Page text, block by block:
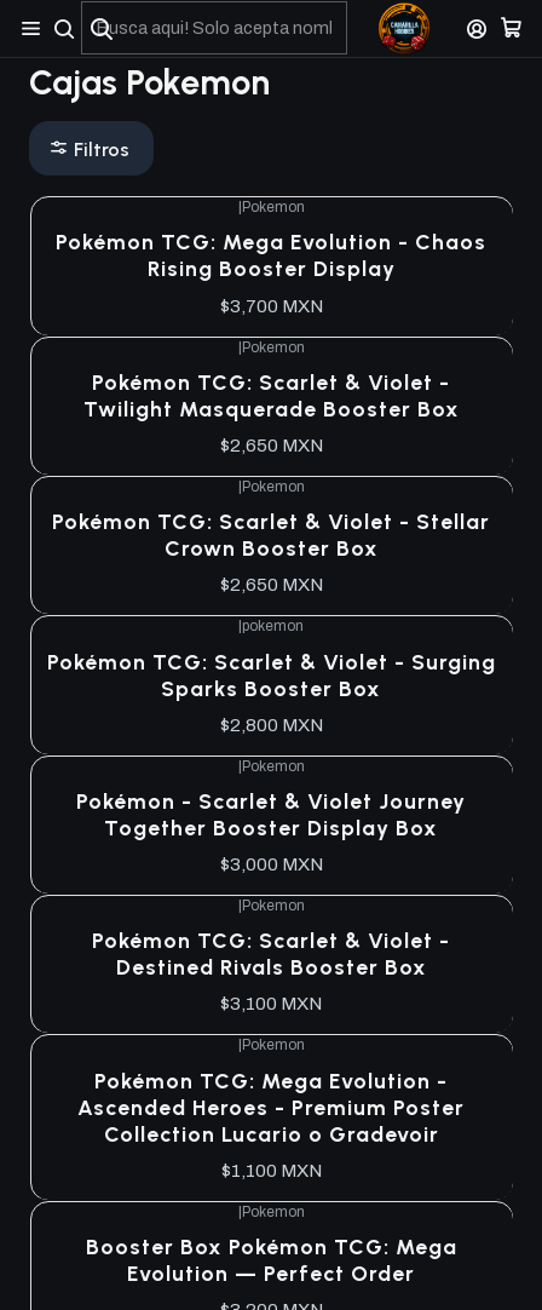
No olviden reportar sus depositos y transferencias por Whatsapp
Cajas Pokemon
Filtros
Pokemon
Pokémon TCG: Mega Evolution - Chaos
Rising Booster Display
$3,700 MXN
|Pokemon
Pokémon TCG: Scarlet & Violet -
Twilight Masquerade Booster Box
$2,650 MXN
Pokemon
Pokémon TCG: Scarlet & Violet - Stellar
Crown Booster Box
$2,650 MXN
pokemon
Pokémon TCG: Scarlet & Violet - Surging
Sparks Booster Box
$2,800 MXN
|Pokemon
Pokémon - Scarlet & Violet Journey
Together Booster Display Box
$3,000 MXN
Pokemon
Pokémon TCG: Scarlet & Violet -
Destined Rivals Booster Box
$3,100 MXN
Pokemon
Pokémon TCG: Mega Evolution -
Ascended Heroes - Premium Poster
Collection Lucario o Gradevoir
$1,100 MXN
|Pokemon
Booster Box Pokémon TCG: Mega
Evolution — Perfect Order